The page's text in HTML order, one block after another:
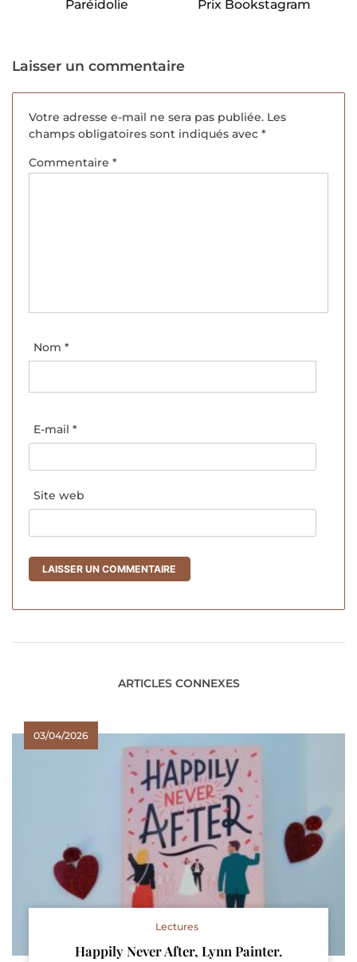
Paréidolie Prix Bookstagram
Laisser un commentaire
Votre adresse e-mail ne sera pas publiée. Les
champs obligatoires sont indiqués avec *
Commentaire *
Nom *
E-mail *
Site web
ARTICLES CONNEXES
03/04/2026
Lectures
Happily Never After, Lynn Painter.